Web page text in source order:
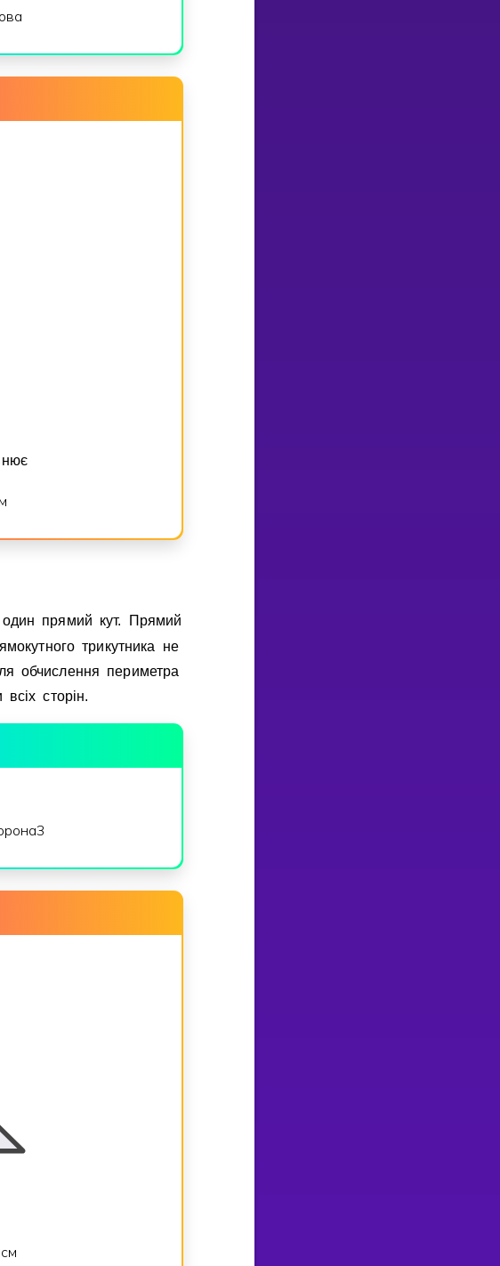
прямий кут. Прямий
трикутника не
обчислення периметра
всiх сторiн.
3
см